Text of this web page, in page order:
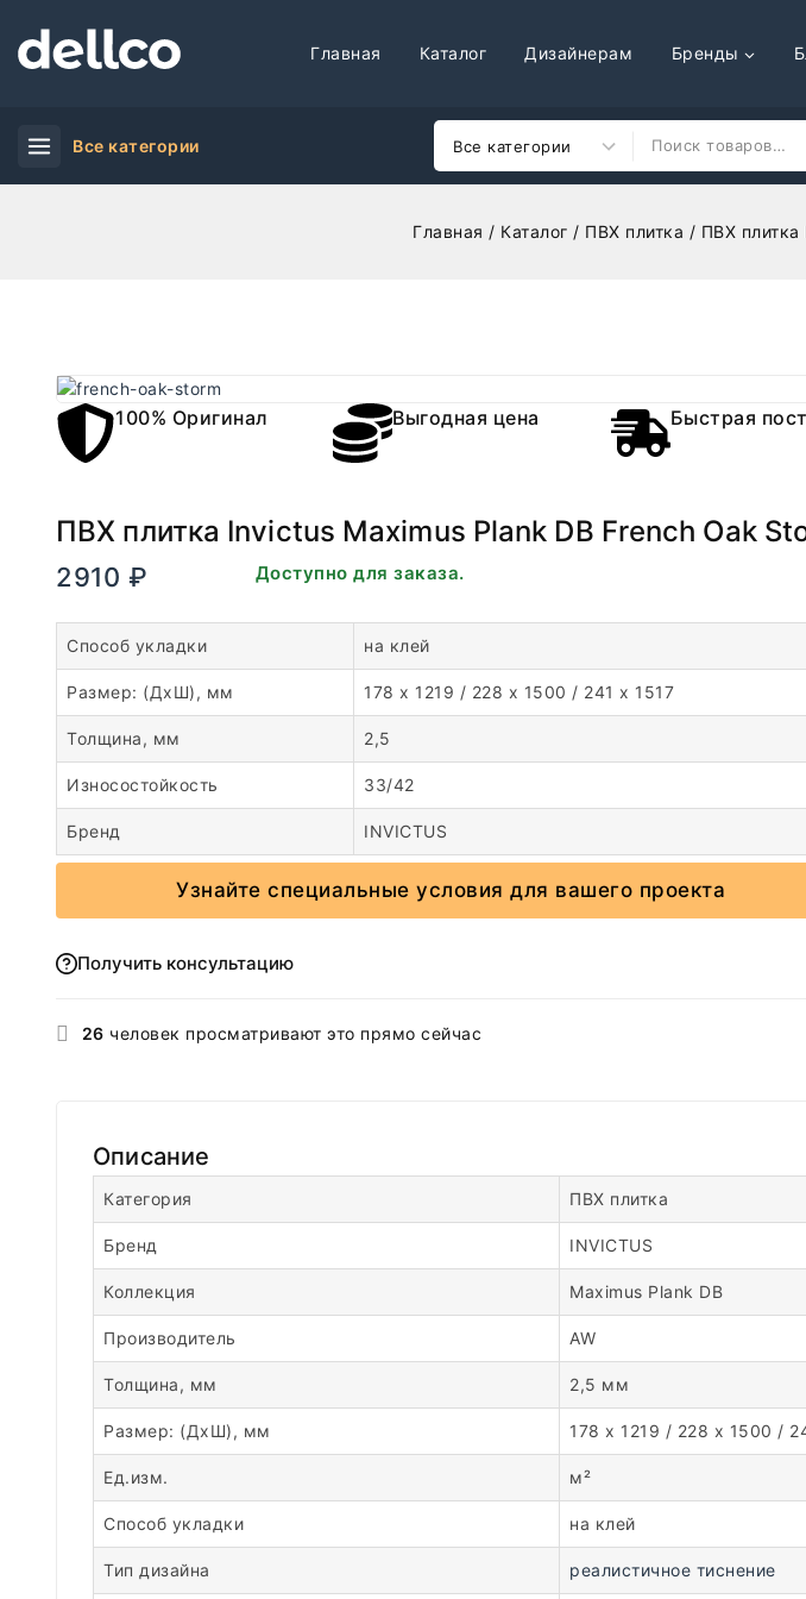
Главная Каталог Дизайнерам Бренды
Все категории
Главная / Каталог / ПВХ плитка / ПВХ плитка
100% Оригинал Выгодная цена Быстрая
ПВХ плитка Invictus Maximus Plank DB French Oak
2910 ₽ В наличии. Доступно для заказа.
Способ укладки на клей
Размер: (ДхШ), мм 178 x 1219 / 228 x 1500 / 241 x 1517
Толщина, мм 2,5
Износостойкость 33/42
Бренд INVICTUS
Узнайте специальные условия для вашего проекта
Получить консультацию
26 человек просматривают это прямо сейчас
Описание
Категория ПВХ плитка
Бренд INVICTUS
Коллекция Maximus Plank DB
Производитель AW
Толщина, мм 2,5 мм
Размер: (ДхШ), мм 178 x 1219 / 228 x 1500 /
Ед.изм. м²
Способ укладки на клей
Тип дизайна реалистичное тиснение